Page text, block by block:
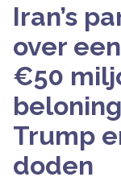
Iran’s
over
€50
Trump
doden